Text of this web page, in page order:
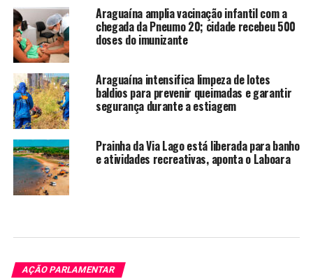
Araguaína amplia vacinação infantil com a
chegada da Pneumo 20; cidade recebeu 500
doses do imunizante
Araguaína intensifica limpeza de lotes
baldios para prevenir queimadas e garantir
segurança durante a estiagem
Prainha da Via Lago está liberada para banho
e atividades recreativas, aponta o Laboara
AÇÃO PARLAMENTAR